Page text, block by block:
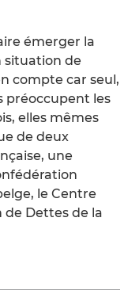
émerger la
situation de
compte car seul,
préoccupent les
elles mêmes
de deux
une
le Centre
de Dettes de la